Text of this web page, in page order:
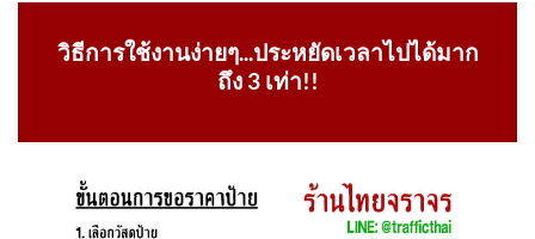
วิธีการใช้งานง่ายๆ...ประหยัดเวลาไปได้มาก
ถึง 3 เท่า!!